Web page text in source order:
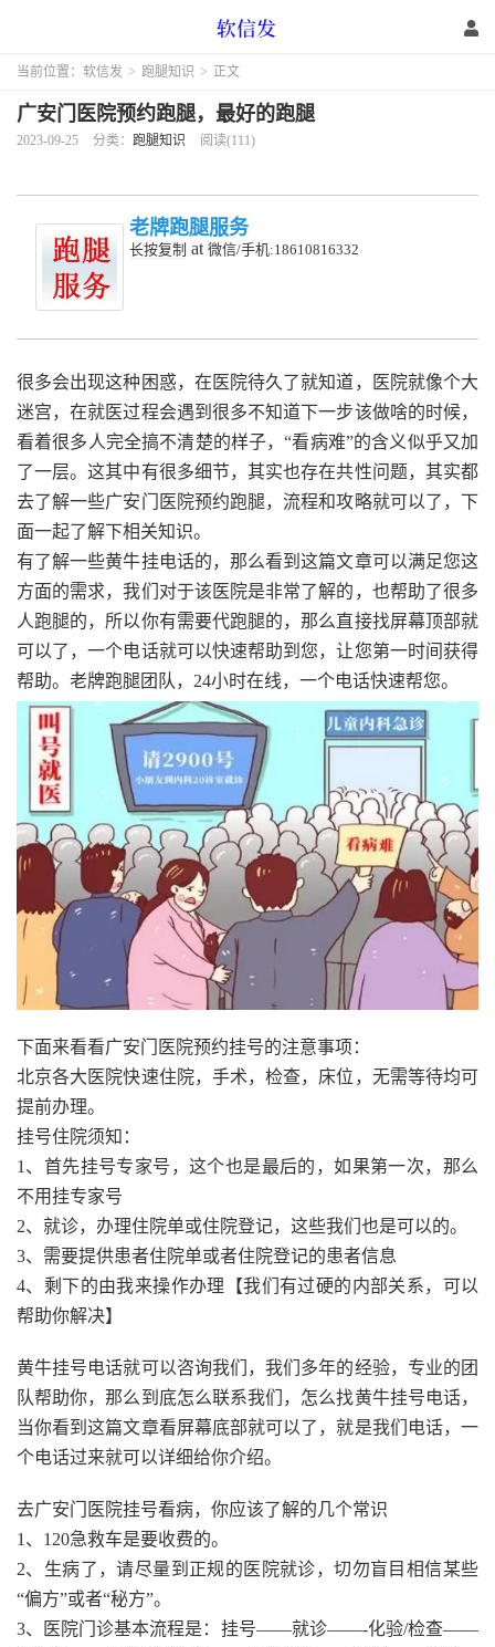
当前位置： 软信发 > 跑腿知识 > 正文
广安门医院预约跑腿，最好的跑腿
2023-09-25 分类： 跑腿知识 阅读(111)
老牌跑腿服务
长按复制 at 微信/手机:18610816332
很多会出现这种困惑，在医院待久了就知道，医院就像个大
迷宫，在就医过程会遇到很多不知道下一步该做啥的时候，
看着很多人完全搞不清楚的样子，“看病难”的含义似乎又加
了一层。这其中有很多细节，其实也存在共性问题，其实都
去了解一些广安门医院预约跑腿，流程和攻略就可以了，下
面一起了解下相关知识。
有了解一些黄牛挂电话的，那么看到这篇文章可以满足您这
方面的需求，我们对于该医院是非常了解的，也帮助了很多
人跑腿的，所以你有需要代跑腿的，那么直接找屏幕顶部就
可以了，一个电话就可以快速帮助到您，让您第一时间获得
帮助。老牌跑腿团队，24小时在线，一个电话快速帮您。
下面来看看广安门医院预约挂号的注意事项：
北京各大医院快速住院，手术，检查，床位，无需等待均可
提前办理。
挂号住院须知：
1、首先挂号专家号，这个也是最后的，如果第一次，那么
不用挂专家号
2、就诊，办理住院单或住院登记，这些我们也是可以的。
3、需要提供患者住院单或者住院登记的患者信息
4、剩下的由我来操作办理【我们有过硬的内部关系，可以
帮助你解决】
黄牛挂号电话就可以咨询我们，我们多年的经验，专业的团
队帮助你，那么到底怎么联系我们，怎么找黄牛挂号电话，
当你看到这篇文章看屏幕底部就可以了，就是我们电话，一
个电话过来就可以详细给你介绍。
去广安门医院挂号看病，你应该了解的几个常识
1、120急救车是要收费的。
2、生病了，请尽量到正规的医院就诊，切勿盲目相信某些
“偏方”或者“秘方”。
3、医院门诊基本流程是：挂号——就诊——-化验/检查——